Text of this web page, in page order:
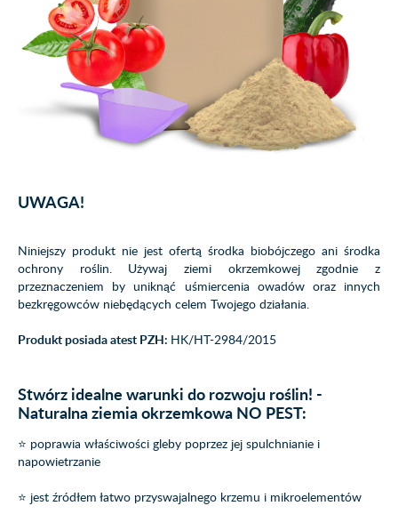
UWAGA!
Niniejszy produkt nie jest ofertą środka biobójczego ani środka
ochrony roślin. Używaj ziemi okrzemkowej zgodnie z
przeznaczeniem by uniknąć uśmiercenia owadów oraz innych
bezkręgowców niebędących celem Twojego działania.
Produkt posiada atest PZH: HK/HT-2984/2015
Stwórz idealne warunki do rozwoju roślin! -
Naturalna ziemia okrzemkowa NO PEST:
⭐ poprawia właściwości gleby poprzez jej spulchnianie i
napowietrzanie
⭐ jest źródłem łatwo przyswajalnego krzemu i mikroelementów